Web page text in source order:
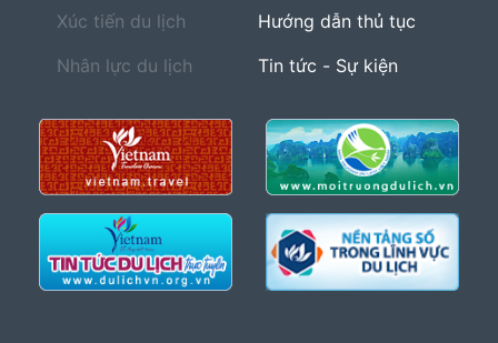
Xúc tiến du lịch
Nhân lực du lịch
Hướng dẫn thủ tục
Tin tức - Sự kiện